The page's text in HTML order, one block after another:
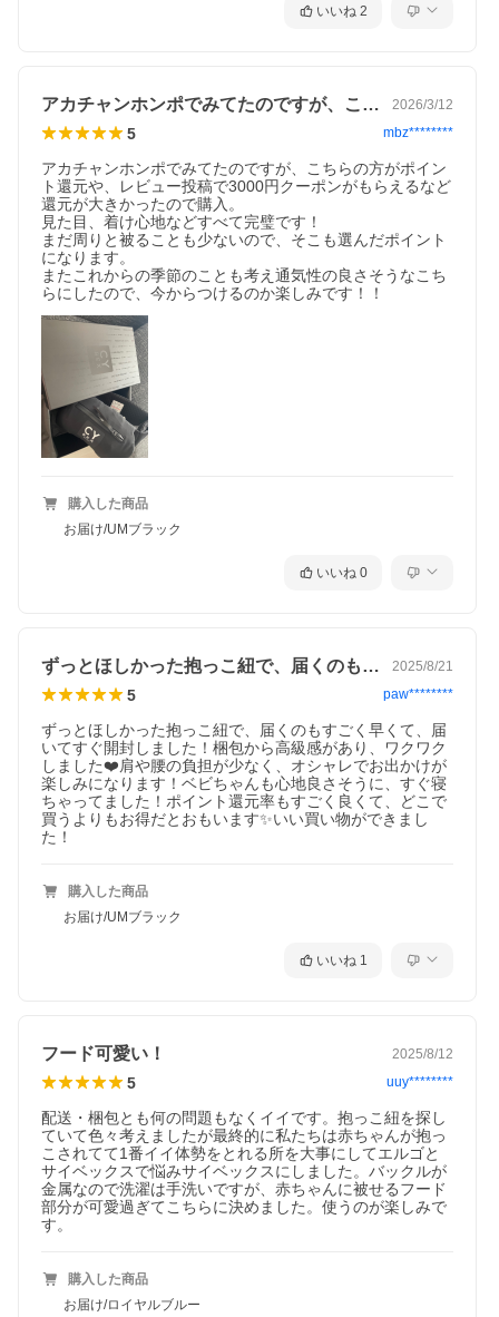
いいね 2
アカチャンホンポでみてたのですが、こち… 2026/3/12
5 mbz********
アカチャンホンポでみてたのですが、こちらの方がポイン
ト還元や、レビュー投稿で3000円クーポンがもらえるなど
還元が大きかったので購入。
見た目、着け心地などすべて完璧です！
まだ周りと被ることも少ないので、そこも選んだポイント
になります。
またこれからの季節のことも考え通気性の良さそうなこち
らにしたので、今からつけるのか楽しみです！！
購入した商品
お届け/UMブラック
いいね 0
ずっとほしかった抱っこ紐で、届くのもす… 2025/8/21
5 paw********
ずっとほしかった抱っこ紐で、届くのもすごく早くて、届
いてすぐ開封しました！梱包から高級感があり、ワクワク
しました❤️肩や腰の負担が少なく、オシャレでお出かけが
楽しみになります！ベビちゃんも心地良さそうに、すぐ寝
ちゃってました！ポイント還元率もすごく良くて、どこで
買うよりもお得だとおもいます✨いい買い物ができまし
た！
購入した商品
お届け/UMブラック
いいね 1
フード可愛い！ 2025/8/12
5 uuy********
配送・梱包とも何の問題もなくイイです。抱っこ紐を探し
ていて色々考えましたが最終的に私たちは赤ちゃんが抱っ
こされてて1番イイ体勢をとれる所を大事にしてエルゴと
サイベックスで悩みサイベックスにしました。バックルが
金属なので洗濯は手洗いですが、赤ちゃんに被せるフード
部分が可愛過ぎてこちらに決めました。使うのが楽しみで
す。
購入した商品
お届け/ロイヤルブルー